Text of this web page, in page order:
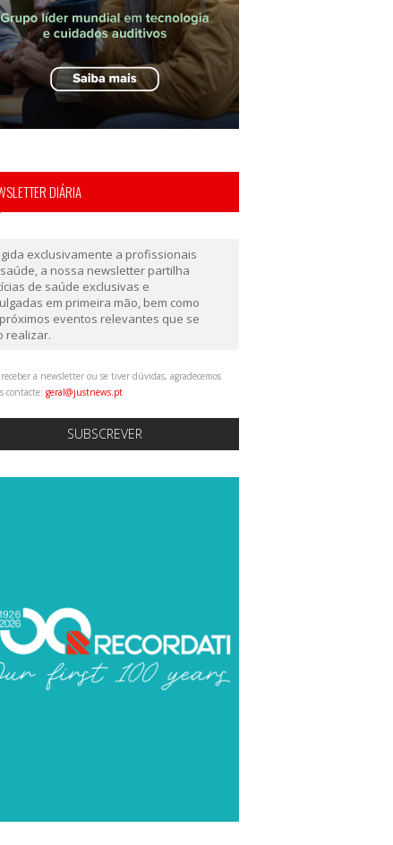
DIÁRIA
exclusivamente a profissionais
a nossa newsletter partilha
de saúde exclusivas e
em primeira mão, bem como
eventos relevantes que se
realizar.
receber a newsletter ou se tiver dúvidas, agradecemos
contacte: geral@justnews.pt
SUBSCREVER